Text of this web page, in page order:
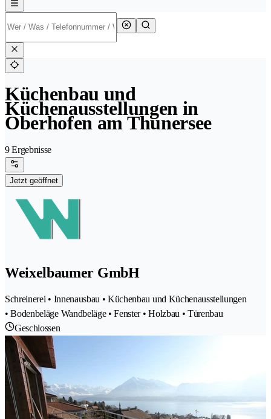
Küchenbau und
Küchenausstellungen in
Oberhofen am Thunersee
9 Ergebnisse
Jetzt geöffnet
Weixelbaumer GmbH
Schreinerei • Innenausbau • Küchenbau und Küchenausstellungen
• Bodenbeläge Wandbeläge • Fenster • Holzbau • Türenbau
Geschlossen